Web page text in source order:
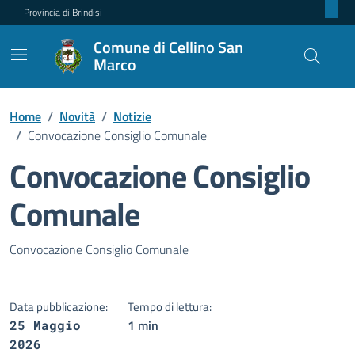
Provincia di Brindisi
Comune di Cellino San
Marco
Home / Novità / Notizie
/ Convocazione Consiglio Comunale
Convocazione Consiglio
Comunale
Dettagli della notizia
Convocazione Consiglio Comunale
Data pubblicazione:
25 Maggio
2026
Tempo di lettura:
1 min